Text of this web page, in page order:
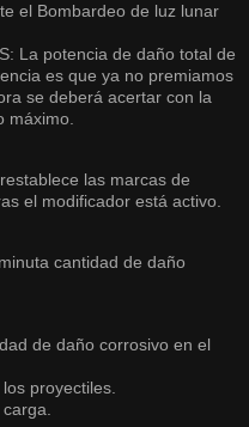
el Bombardeo de luz lunar
La potencia de daño total de
es que ya no premiamos
se deberá acertar con la
máximo.
las marcas de
el modificador está activo.
cantidad de daño
de daño corrosivo en el
proyectiles.